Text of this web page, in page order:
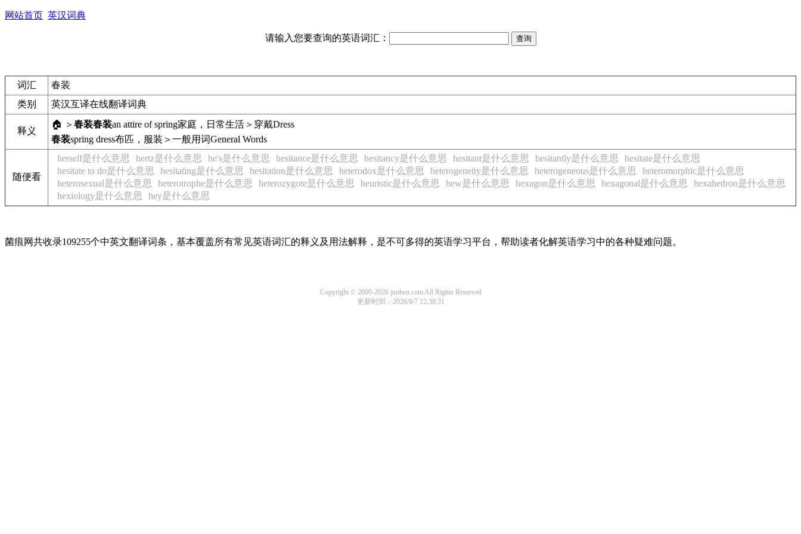
网站首页 英汉词典
请输入您要查询的英语词汇：
词汇
春装
类别
英汉互译在线翻译词典
释义
🏠 ＞ 春装春装an attire of spring家庭，日常生活＞穿戴Dress
春装spring dress布匹，服装＞一般用词General Words
随便看
herself是什么意思 hertz是什么意思 he's是什么意思 hesitance是什么意思 hesitancy是什么意思 hesitant是什么意思 hesitantly是什么意思
hesitate是什么意思
hesitate to do是什么意思
hesitating是什么意思 hesitation是什么意思 heterodox是什么意思 heterogeneity是什么意思 heterogeneous是什么意思
heteromorphic是什么意思
heterosexual是什么意思
heterotrophe是什么意思 heterozygote是什么意思 heuristic是什么意思 hew是什么意思 hexagon是什么意思 hexagonal是什么意思
hexahedron是什么意思
hexiology是什么意思
hey是什么意思
菌痕网共收录109255个中英文翻译词条，基本覆盖所有常见英语词汇的释义及用法解释，是不可多得的英语学习平台，帮助读者化解英语学习中的各种疑难问题。
Copyright © 2000-2026 junhen.com All Rights Reserved
更新时间：2026/8/7 12:38:31